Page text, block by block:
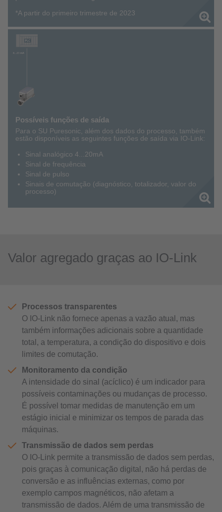
Valor agregado graças ao IO-Link
Processos transparentes
O IO-Link não fornece apenas a vazão atual, mas
também informações adicionais sobre a quantidade
total, a temperatura, a condição do dispositivo e dois
limites de comutação.
Monitoramento da condição
A intensidade do sinal (acíclico) é um indicador para
possíveis contaminações ou mudanças de processo.
É possível tomar medidas de manutenção em um
estágio inicial e minimizar os tempos de parada das
máquinas.
Transmissão de dados sem perdas
O IO-Link permite a transmissão de dados sem perdas,
pois graças à comunicação digital, não há perdas de
conversão e as influências externas, como por
exemplo campos magnéticos, não afetam a
transmissão de dados. Além de uma transmissão de